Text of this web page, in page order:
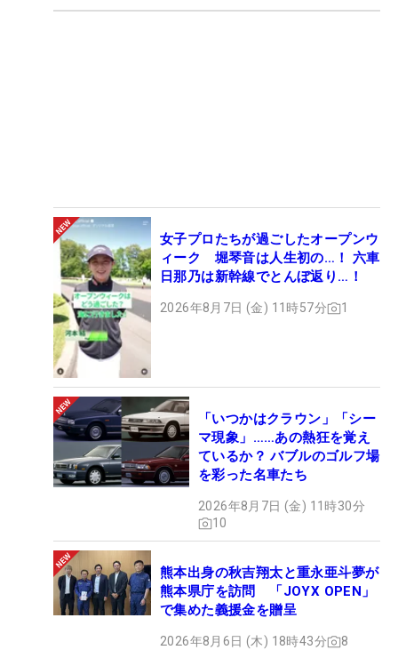
女子プロたちが過ごしたオープンウ
ィーク 堀琴音は人生初の…！ 六車
日那乃は新幹線でとんぼ返り…！
2026年8月7日 (金) 11時57分 1
「いつかはクラウン」「シー
マ現象」……あの熱狂を覚え
ているか？ バブルのゴルフ場
を彩った名車たち
2026年8月7日 (金) 11時30分
10
熊本出身の秋吉翔太と重永亜斗夢が
熊本県庁を訪問 「JOYX OPEN」
で集めた義援金を贈呈
2026年8月6日 (木) 18時43分 8